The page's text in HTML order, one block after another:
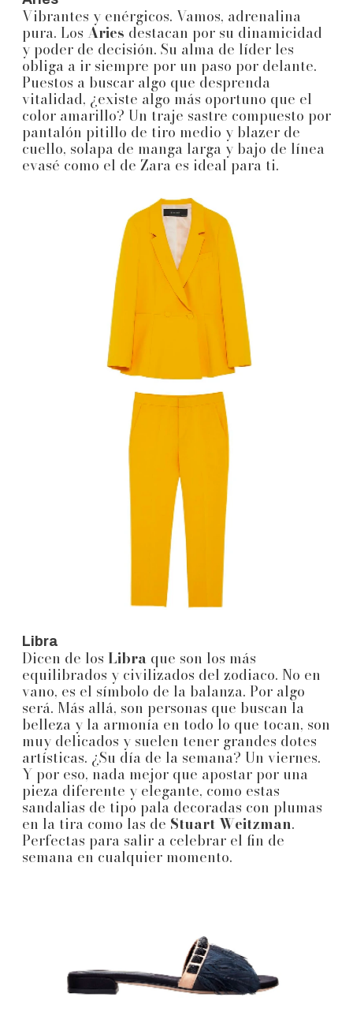
Vibrantes y enérgicos. Vamos, adrenalina
pura. Los Aries destacan por su dinamicidad
y poder de decisión. Su alma de líder les
obliga a ir siempre por un paso por delante.
Puestos a buscar algo que desprenda
vitalidad, ¿existe algo más oportuno que el
color amarillo? Un traje sastre compuesto por
pantalón pitillo de tiro medio y blazer de
cuello, solapa de manga larga y bajo de línea
evasé como el de Zara es ideal para ti.
Libra
Dicen de los Libra que son los más
equilibrados y civilizados del zodiaco. No en
vano, es el símbolo de la balanza. Por algo
será. Más allá, son personas que buscan la
belleza y la armonía en todo lo que tocan, son
muy delicados y suelen tener grandes dotes
artísticas. ¿Su día de la semana? Un viernes.
Y por eso, nada mejor que apostar por una
pieza diferente y elegante, como estas
sandalias de tipo pala decoradas con plumas
en la tira como las de Stuart Weitzman.
Perfectas para salir a celebrar el fin de
semana en cualquier momento.